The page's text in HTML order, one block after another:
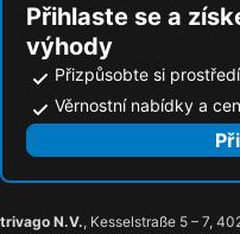
Pension U Michala
Apartmán Susice
Family hotel Rilancio
Bed & Breakfast Šumava
Přihlaste se a
výhody
Přizpůsobte si prostředí
Věrnostní nabídky a
trivago N.V., Kesselstraße 5 – 7,